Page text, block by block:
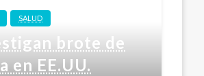
SALUD
brote de
en EE.UU.